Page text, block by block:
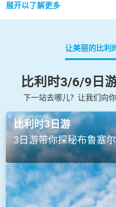
展开以了解更多
让美丽的比利
比利时3/6/9日
下一站去哪儿？让我们向
比利时3日游
3日游带你探秘布鲁塞
© Gettyimages